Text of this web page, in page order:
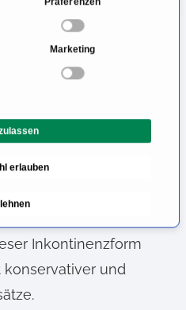
Marketing
erlauben
aus durch
bei leichter
wie Laufen, Heben,
man die absolute
der es zu Urinverlust
Inkontinenzform
und